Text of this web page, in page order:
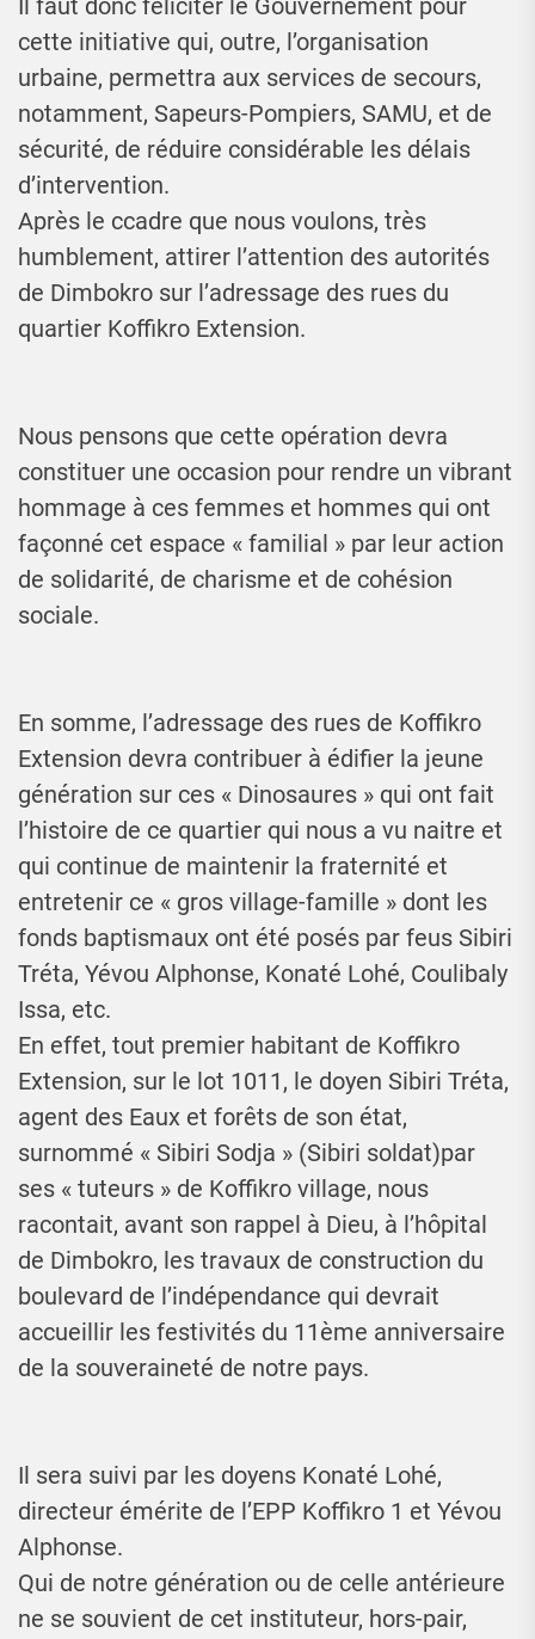
cette initiative qui, outre, l’organisation
urbaine, permettra aux services de secours,
notamment, Sapeurs-Pompiers, SAMU, et de
sécurité, de réduire considérable les délais
d’intervention.
Après le ccadre que nous voulons, très
humblement, attirer l’attention des autorités
de Dimbokro sur l’adressage des rues du
quartier Koffikro Extension.
Nous pensons que cette opération devra
constituer une occasion pour rendre un vibrant
hommage à ces femmes et hommes qui ont
façonné cet espace « familial » par leur action
de solidarité, de charisme et de cohésion
sociale.
En somme, l’adressage des rues de Koffikro
Extension devra contribuer à édifier la jeune
génération sur ces « Dinosaures » qui ont fait
l’histoire de ce quartier qui nous a vu naitre et
qui continue de maintenir la fraternité et
entretenir ce « gros village-famille » dont les
fonds baptismaux ont été posés par feus Sibiri
Tréta, Yévou Alphonse, Konaté Lohé, Coulibaly
Issa, etc.
En effet, tout premier habitant de Koffikro
Extension, sur le lot 1011, le doyen Sibiri Tréta,
agent des Eaux et forêts de son état,
surnommé « Sibiri Sodja » (Sibiri soldat)par
ses « tuteurs » de Koffikro village, nous
racontait, avant son rappel à Dieu, à l’hôpital
de Dimbokro, les travaux de construction du
boulevard de l’indépendance qui devrait
accueillir les festivités du 11ème anniversaire
de la souveraineté de notre pays.
Il sera suivi par les doyens Konaté Lohé,
directeur émérite de l’EPP Koffikro 1 et Yévou
Alphonse.
Qui de notre génération ou de celle antérieure
ne se souvient de cet instituteur, hors-pair,